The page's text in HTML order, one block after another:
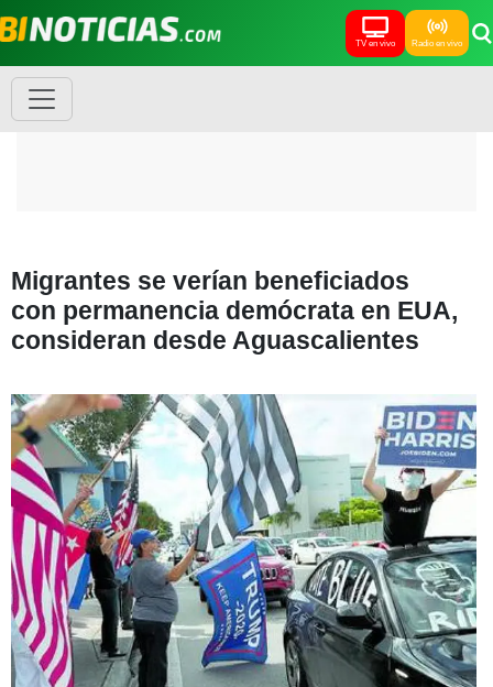
TV en vivo Radio en vivo
Migrantes se verían beneficiados
con permanencia demócrata en EUA,
consideran desde Aguascalientes